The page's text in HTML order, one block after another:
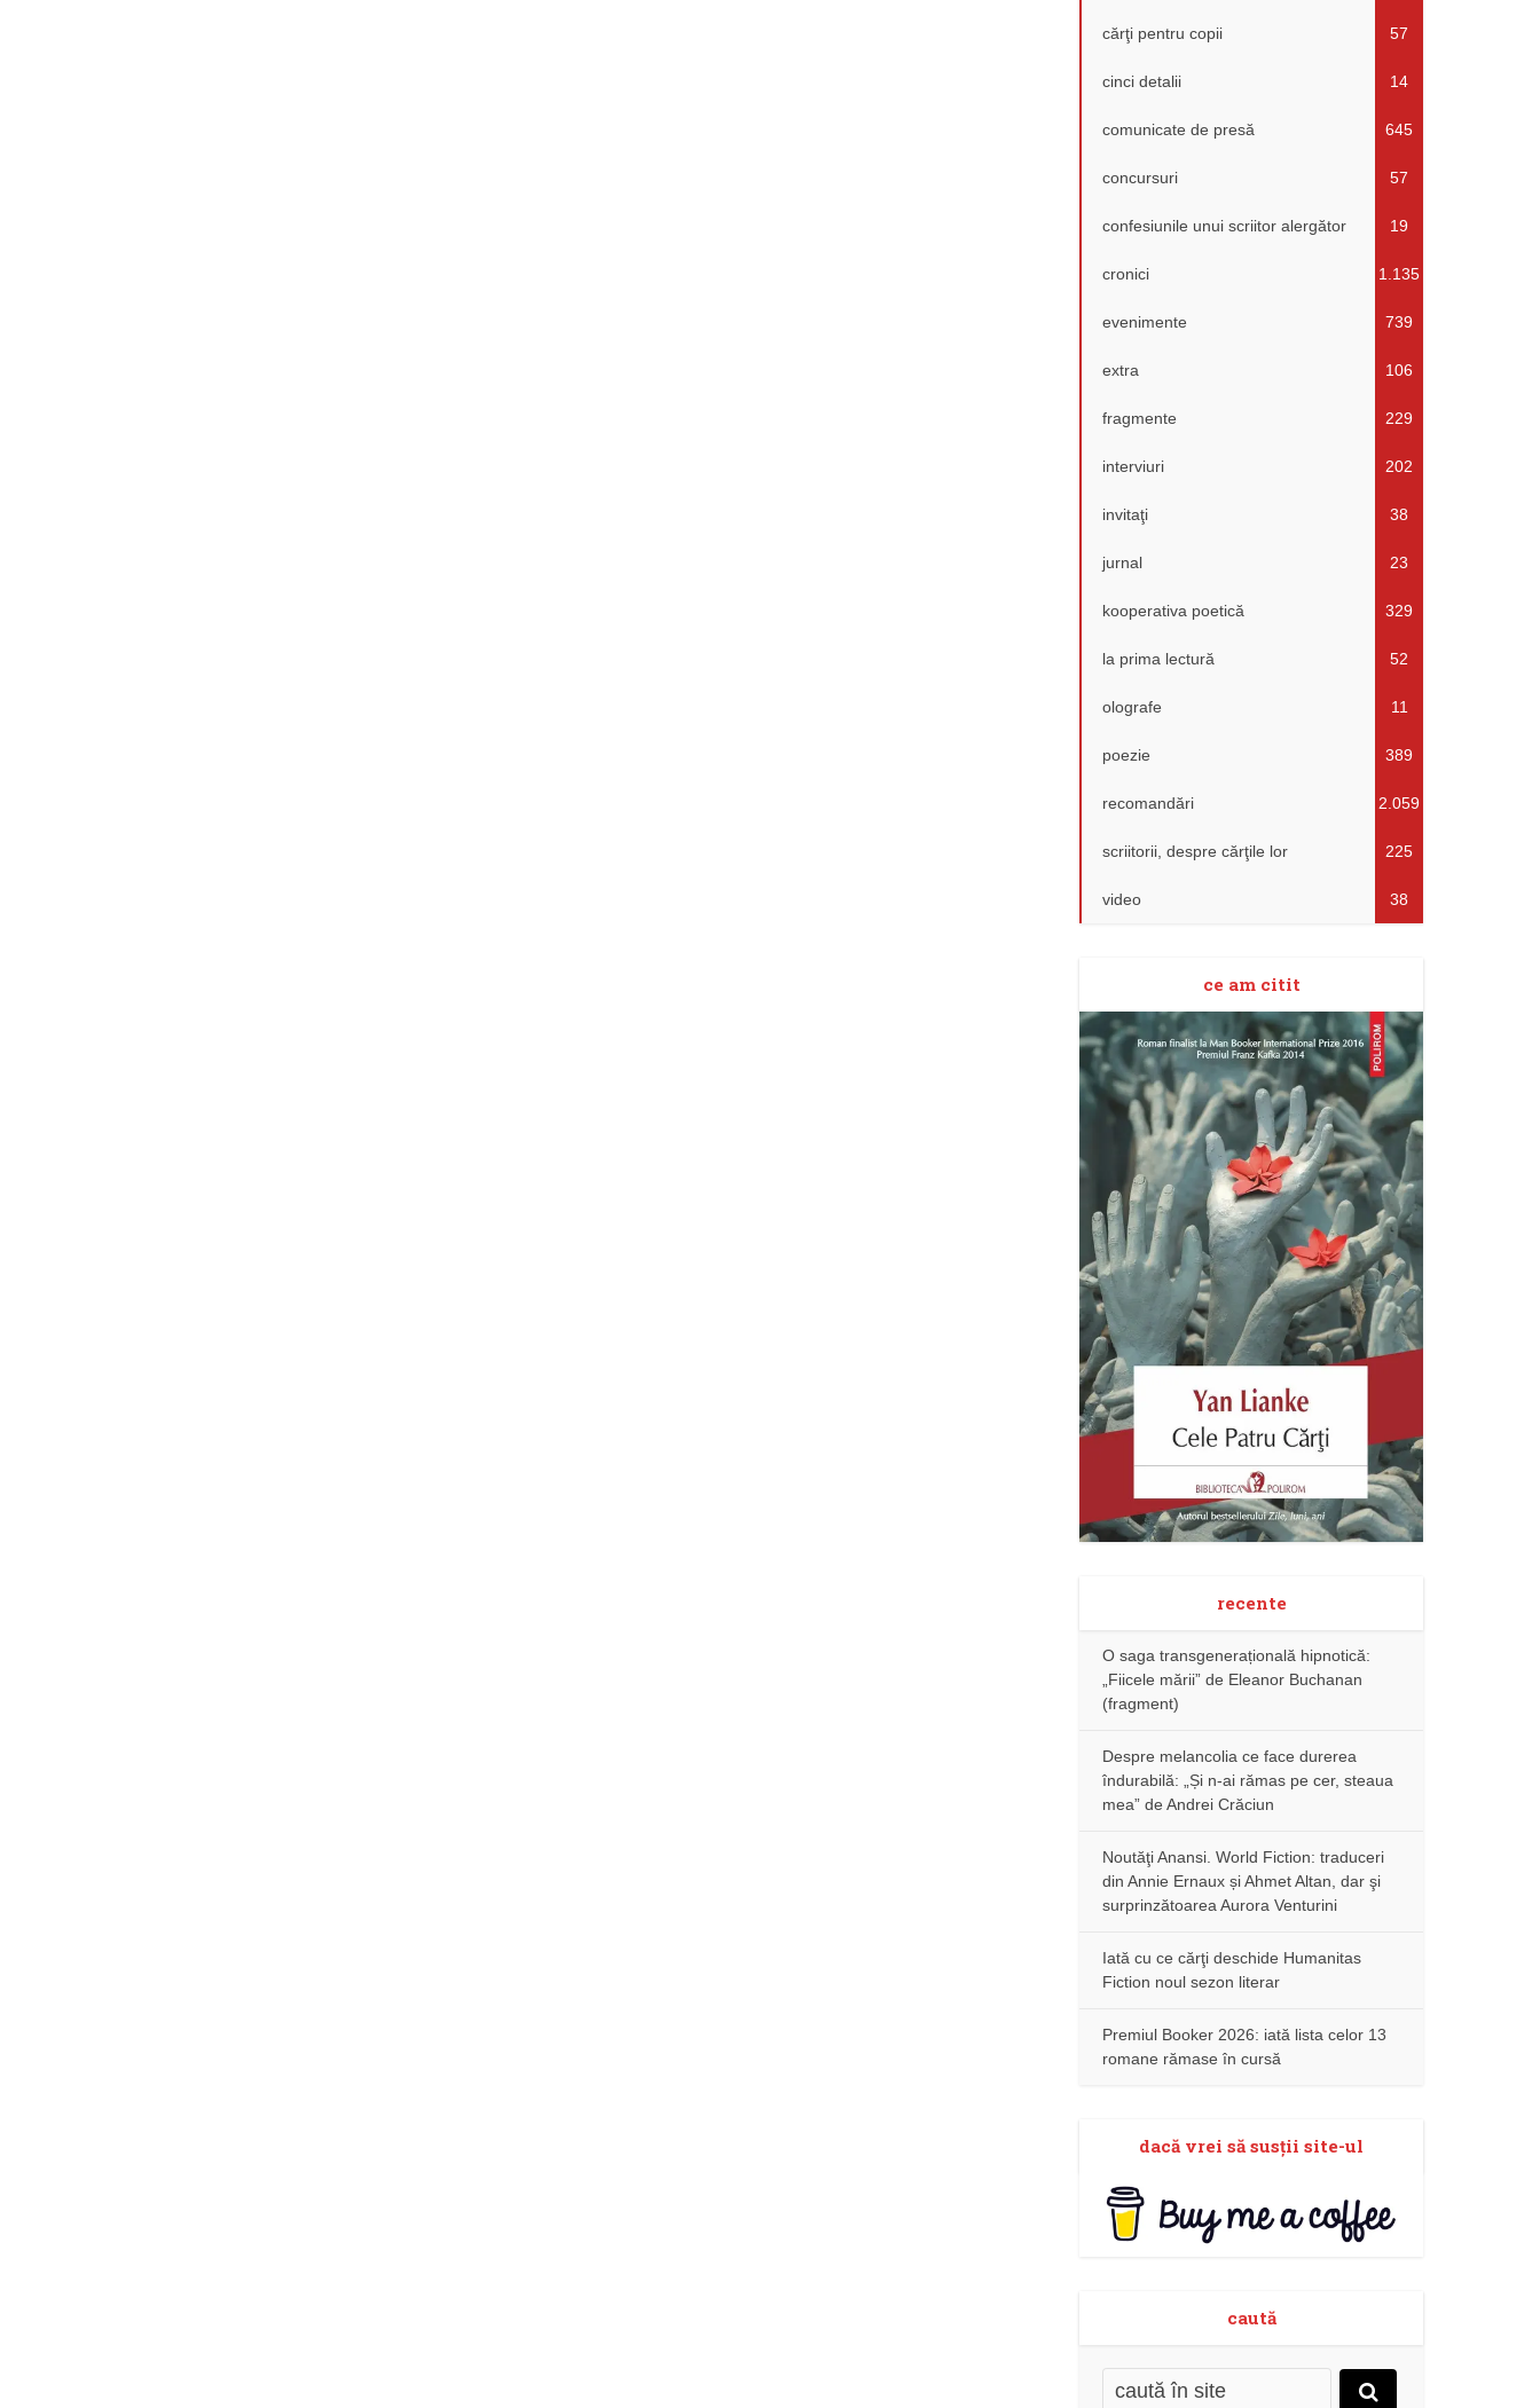
cărţi pentru copii 57
cinci detalii 14
comunicate de presă 645
concursuri 57
confesiunile unui scriitor alergător 19
cronici 1.135
evenimente 739
extra 106
fragmente 229
interviuri 202
invitaţi 38
jurnal 23
kooperativa poetică 329
la prima lectură 52
olografe 11
poezie 389
recomandări 2.059
scriitorii, despre cărţile lor 225
video 38
ce am citit
recente
O saga transgenerațională hipnotică:
„Fiicele mării” de Eleanor Buchanan
(fragment)
Despre melancolia ce face durerea
îndurabilă: „Și n-ai rămas pe cer, steaua
mea” de Andrei Crăciun
Noutăţi Anansi. World Fiction: traduceri
din Annie Ernaux și Ahmet Altan, dar şi
surprinzătoarea Aurora Venturini
Iată cu ce cărţi deschide Humanitas
Fiction noul sezon literar
Premiul Booker 2026: iată lista celor 13
romane rămase în cursă
dacă vrei să susţii site-ul
caută